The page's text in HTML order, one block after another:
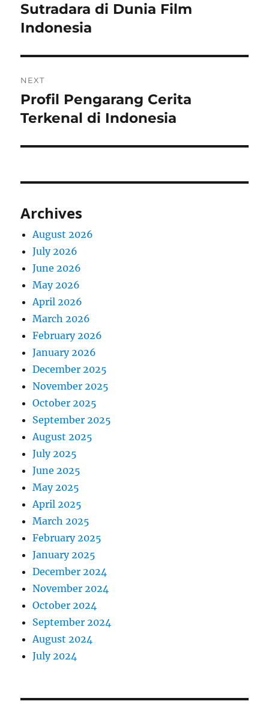
post:
Sutradara di Dunia Film
Indonesia
NEXT
Next
post:
Profil Pengarang Cerita
Terkenal di Indonesia
Archives
August 2026
July 2026
June 2026
May 2026
April 2026
March 2026
February 2026
January 2026
December 2025
November 2025
October 2025
September 2025
August 2025
July 2025
June 2025
May 2025
April 2025
March 2025
February 2025
January 2025
December 2024
November 2024
October 2024
September 2024
August 2024
July 2024